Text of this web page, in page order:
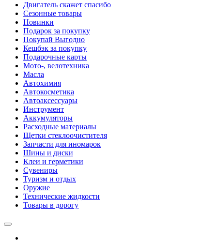
Двигатель скажет спасибо
Сезонные товары
Новинки
Подарок за покупку
Покупай Выгодно
Кешбэк за покупку
Подарочные карты
Мото-, велотехника
Масла
Автохимия
Автокосметика
Автоаксессуары
Инструмент
Аккумуляторы
Расходные материалы
Щетки стеклоочистителя
Запчасти для иномарок
Шины и диски
Клеи и герметики
Сувениры
Туризм и отдых
Оружие
Технические жидкости
Товары в дорогу